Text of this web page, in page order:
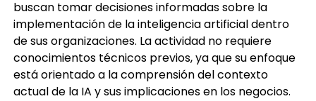
buscan tomar decisiones informadas sobre la
implementación de la inteligencia artificial dentro
de sus organizaciones. La actividad no requiere
conocimientos técnicos previos, ya que su enfoque
está orientado a la comprensión del contexto
actual de la IA y sus implicaciones en los negocios.